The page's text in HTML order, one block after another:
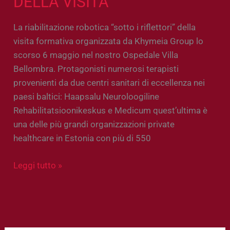
La riabilitazione robotica “sotto i riflettori” della
visita formativa organizzata da Khymeia Group lo
scorso 6 maggio nel nostro Ospedale Villa
Bellombra. Protagonisti numerosi terapisti
provenienti da due centri sanitari di eccellenza nei
paesi baltici: Haapsalu Neuroloogiline
Rehabilitatsioonikeskus e Medicum quest’ultima è
una delle più grandi organizzazioni private
healthcare in Estonia con più di 550
Leggi tutto »